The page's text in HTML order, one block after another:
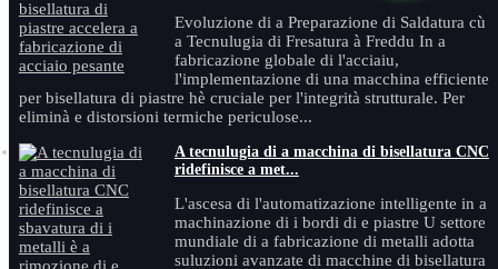
Evoluzione di a Preparazione di Saldatura cù
a Tecnulugia di Fresatura à Freddu In a
fabricazione globale di l'acciaiu,
l'implementazione di una macchina efficiente
per bisellatura di piastre hè cruciale per l'integrità strutturale. Per
eliminà e distorsioni termiche periculose...
A tecnulugia di a macchina di bisellatura CNC
ridefinisce a met...
L'ascesa di l'automatizazione intelligente in a
machinazione di i bordi di e piastre U settore
mundiale di a fabricazione di metalli adotta
suluzioni avanzate di macchine di bisellatura